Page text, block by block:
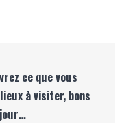
ce que vous
à visiter, bons